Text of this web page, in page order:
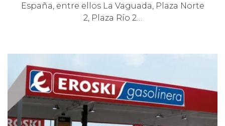
España, entre ellos La Vaguada, Plaza Norte
2, Plaza Río 2…